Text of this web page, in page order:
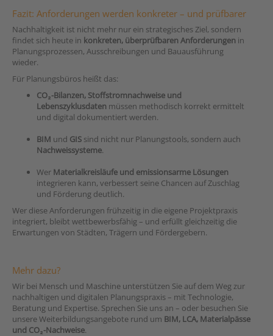
Fazit: Anforderungen werden konkreter – und prüfbarer
Nachhaltigkeit ist nicht mehr nur ein strategisches Ziel, sondern
findet sich heute in konkreten, überprüfbaren Anforderungen in
Planungsprozessen, Ausschreibungen und Bauausführung
wieder.
Für Planungsbüros heißt das:
CO₂-Bilanzen, Stoffstromnachweise und
Lebenszyklusdaten müssen methodisch korrekt ermittelt
und digital dokumentiert werden.
BIM und GIS sind nicht nur Planungstools, sondern auch
Nachweissysteme.
Wer Materialkreisläufe und emissionsarme Lösungen
integrieren kann, verbessert seine Chancen auf Zuschlag
und Förderung deutlich.
Wer diese Anforderungen frühzeitig in die eigene Projektpraxis
integriert, bleibt wettbewerbsfähig – und erfüllt gleichzeitig die
Erwartungen von Städten, Trägern und Fördergebern.
Mehr dazu?
Wir bei Mensch und Maschine unterstützen Sie auf dem Weg zur
nachhaltigen und digitalen Planungspraxis – mit Technologie,
Beratung und Expertise. Sprechen Sie uns an – oder besuchen Sie
unsere Weiterbildungsangebote rund um BIM, LCA, Materialpässe
und CO₂-Nachweise.